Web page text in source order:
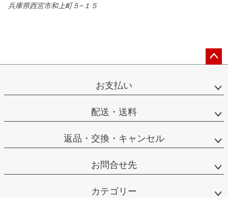
兵庫県西宮市和上町５−１５
ップ
お支払い
配送・送料
返品・交換・キャンセル
お問合せ先
カテゴリー